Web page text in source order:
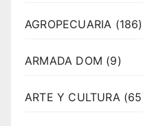
AGROPECUARIA (186)
ARMADA DOM (9)
ARTE Y CULTURA